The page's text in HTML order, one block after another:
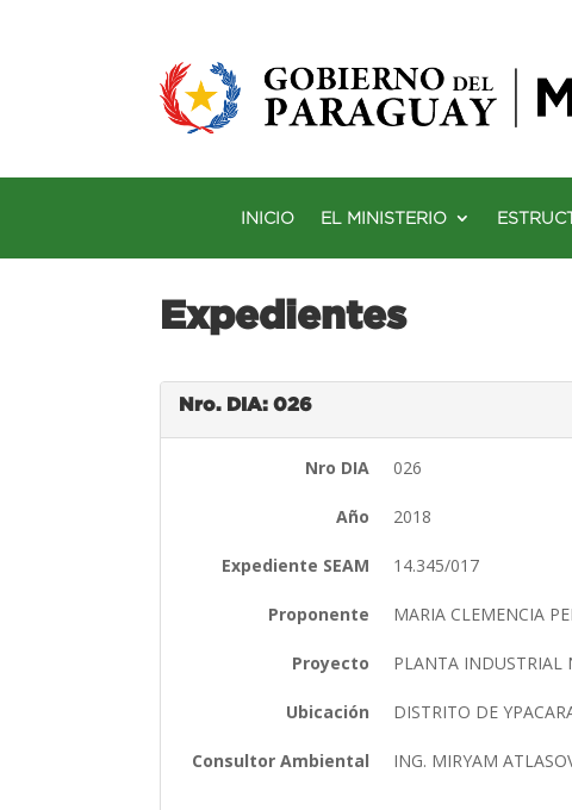
INICIO EL MINISTERIO
Expedientes
Nro. DIA: 026
Nro DIA 026
Año 2018
Expediente SEAM 14.345/017
Proponente MARIA CLEMENCIA
Proyecto PLANTA INDUSTRIAL
Ubicación DISTRITO DE
Consultor Ambiental ING. MIRYAM